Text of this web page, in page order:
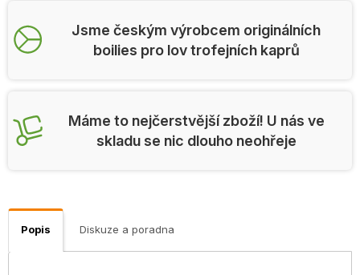
Jsme českým výrobcem originálních
boilies pro lov trofejních kaprů
Máme to nejčerstvější zboží! U nás ve
skladu se nic dlouho neohřeje
Popis Diskuze a poradna